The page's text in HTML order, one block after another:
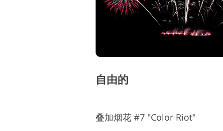
自由的
叠加烟花 #7 "Color Riot"